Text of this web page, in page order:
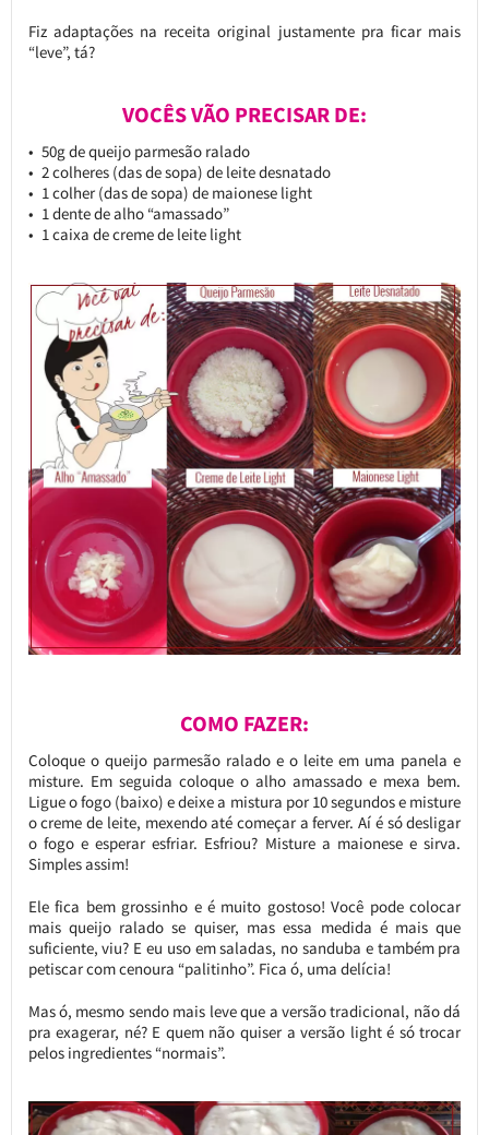
Fiz adaptações na receita original justamente pra ficar mais
“leve”, tá?
VOCÊS VÃO PRECISAR DE:
50g de queijo parmesão ralado
2 colheres (das de sopa) de leite desnatado
1 colher (das de sopa) de maionese light
1 dente de alho “amassado”
1 caixa de creme de leite light
COMO FAZER:
Coloque o queijo parmesão ralado e o leite em uma panela e
misture. Em seguida coloque o alho amassado e mexa bem.
Ligue o fogo (baixo) e deixe a mistura por 10 segundos e misture
o creme de leite, mexendo até começar a ferver. Aí é só desligar
o fogo e esperar esfriar. Esfriou? Misture a maionese e sirva.
Simples assim!
Ele fica bem grossinho e é muito gostoso! Você pode colocar
mais queijo ralado se quiser, mas essa medida é mais que
suficiente, viu? E eu uso em saladas, no sanduba e também pra
petiscar com cenoura “palitinho”. Fica ó, uma delícia!
Mas ó, mesmo sendo mais leve que a versão tradicional, não dá
pra exagerar, né? E quem não quiser a versão light é só trocar
pelos ingredientes “normais”.